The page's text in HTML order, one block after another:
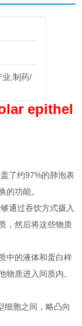
业,制药/
epithel
了约97%的肺泡表
的功能。
通过吞饮方式摄入
，然后将这些物质
中的液体和蛋白样
物质进入间质内。
细胞之间，略凸向